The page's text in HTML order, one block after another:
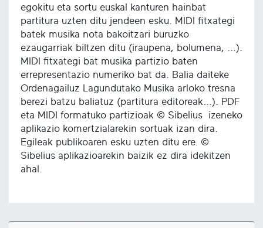
egokitu eta sortu euskal kanturen hainbat
partitura uzten ditu jendeen esku. MIDI fitxategi
batek musika nota bakoitzari buruzko
ezaugarriak biltzen ditu (iraupena, bolumena, ...).
MIDI fitxategi bat musika partizio baten
errepresentazio numeriko bat da. Balia daiteke
Ordenagailuz Lagundutako Musika arloko tresna
berezi batzu baliatuz (partitura editoreak...). PDF
eta MIDI formatuko partizioak © Sibelius izeneko
aplikazio komertzialarekin sortuak izan dira.
Egileak publikoaren esku uzten ditu ere. ©
Sibelius aplikazioarekin baizik ez dira idekitzen
ahal.